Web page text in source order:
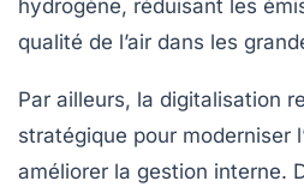
hydrogène, réduisant les
qualité de l’air dans les
Par ailleurs, la digitalisation
stratégique pour moderniser
améliorer la gestion interne.